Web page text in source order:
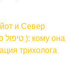
и Север
трихолога